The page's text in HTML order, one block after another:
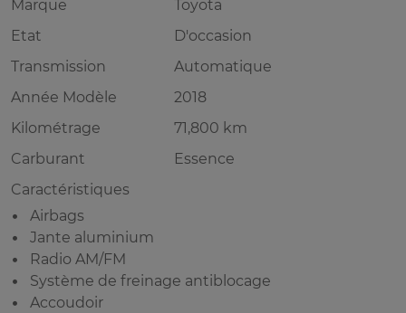
Marque
Toyota
Etat
D'occasion
Transmission
Automatique
Année Modèle
2018
Kilométrage
71,800 km
Carburant
Essence
Caractéristiques
Airbags
Jante aluminium
Radio AM/FM
Système de freinage antiblocage
Accoudoir